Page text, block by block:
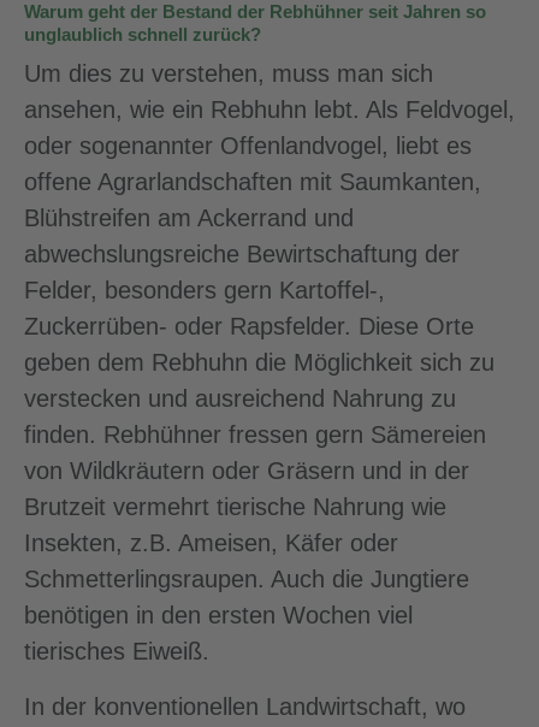
Warum geht der Bestand der Rebhühner seit Jahren so
unglaublich schnell zurück?
Um dies zu verstehen, muss man sich
ansehen, wie ein Rebhuhn lebt. Als Feldvogel,
oder sogenannter Offenlandvogel, liebt es
offene Agrarlandschaften mit Saumkanten,
Blühstreifen am Ackerrand und
abwechslungsreiche Bewirtschaftung der
Felder, besonders gern Kartoffel-,
Zuckerrüben- oder Rapsfelder. Diese Orte
geben dem Rebhuhn die Möglichkeit sich zu
verstecken und ausreichend Nahrung zu
finden. Rebhühner fressen gern Sämereien
von Wildkräutern oder Gräsern und in der
Brutzeit vermehrt tierische Nahrung wie
Insekten, z.B. Ameisen, Käfer oder
Schmetterlingsraupen. Auch die Jungtiere
benötigen in den ersten Wochen viel
tierisches Eiweiß.
In der konventionellen Landwirtschaft, wo